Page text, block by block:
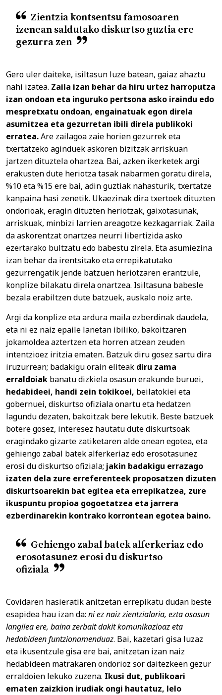
Zientzia kontsentsu famosoaren
izenean saldutako diskurtso guztia ere
gezurra zen
Gero uler daiteke, isiltasun luze batean, gaiaz ahaztu
nahi izatea. Zaila izan behar da hiru urtez harroputza
izan ondoan eta inguruko pertsona asko iraindu edo
mespretxatu ondoan, engainatuak egon direla
asumitzea eta gezurretan ibili direla publikoki
erratea.Are zailagoa zaie horien gezurrek eta
txertatzeko aginduek askoren bizitzak arriskuan
jartzen dituztela ohartzea. Bai, azken ikerketek argi
erakusten dute heriotza tasak nabarmen goratu direla,
%10 eta %15 ere bai, adin guztiak nahasturik, txertatze
kanpaina hasi zenetik. Ukaezinak dira txertoek dituzten
ondorioak, eragin dituzten heriotzak, gaixotasunak,
arriskuak, minbizi larrien areagotze kezkagarriak. Zaila
da askorentzat onartzea neurri libertizida asko
ezertarako bultzatu edo babestu zirela. Eta asumiezina
izan behar da irentsitako eta errepikatutako
gezurrengatik jende batzuen heriotzaren erantzule,
konplize bilakatu direla onartzea. Isiltasuna babesle
bezala erabiltzen dute batzuek, auskalo noiz arte.
Argi da konplize eta ardura maila ezberdinak daudela,
eta ni ez naiz epaile lanetan ibiliko, bakoitzaren
jokamoldea aztertzen eta horren atzean zeuden
intentzioez iritzia ematen. Batzuk diru gosez sartu dira
iruzurrean; badakigu orain eliteak diru zama
erraldoiak banatu dizkiela osasun erakunde buruei,
hedabideei, handi zein tokikoei, beilatokiei eta
gobernuei, diskurtso ofiziala onartu eta hedatzen
lagundu dezaten, bakoitzak bere lekutik. Beste batzuek
botere gosez, interesez hautatu dute diskurtsoak
eragindako gizarte zatiketaren alde onean egotea, eta
gehiengo zabal batek alferkeriaz edo erosotasunez
erosi du diskurtso ofiziala; jakin badakigu errazago
izaten dela zure erreferenteek proposatzen dizuten
diskurtsoarekin bat egitea eta errepikatzea, zure
ikuspuntu propioa gogoetatzea eta jarrera
ezberdinarekin kontrako korrontean egotea baino.
Gehiengo zabal batek alferkeriaz edo
erosotasunez erosi du diskurtso
ofiziala
Covidaren hasieratik anitzetan errepikatu dudan beste
esapidea hau izan da: ni ez naiz zientzialaria, ezta osasun
langilea ere, baina zerbait dakit komunikazioaz eta
hedabideen funtzionamenduaz. Bai, kazetari gisa luzaz
eta ikusentzule gisa ere bai, anitzetan izan naiz
hedabideen matrakaren ondorioz sor daitezkeen gezur
erraldoien lekuko zuzena. Ikusi dut, publikoari
ematen zaizkion irudiak ongi hautatuz, lelo